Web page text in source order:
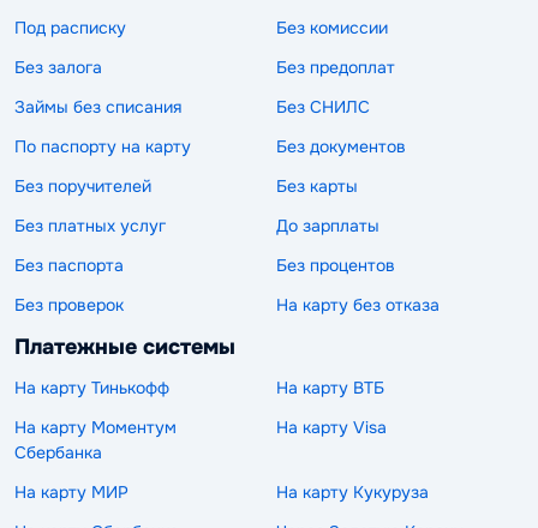
Под расписку
Без комиссии
Без залога
Без предоплат
Займы без списания
Без СНИЛС
По паспорту на карту
Без документов
Без поручителей
Без карты
Без платных услуг
До зарплаты
Без паспорта
Без процентов
Без проверок
На карту без отказа
Платежные системы
На карту Тинькофф
На карту ВТБ
На карту Моментум
Сбербанка
На карту Visa
На карту МИР
На карту Кукуруза